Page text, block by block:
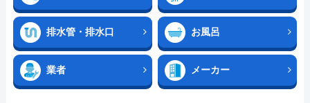
排水管・排水口 お風呂
業者 メーカー